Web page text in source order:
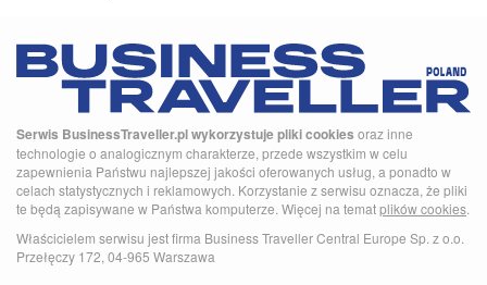
Serwis BusinessTraveller.pl wykorzystuje pliki cookies oraz inne
technologie o analogicznym charakterze, przede wszystkim w celu
zapewnienia Państwu najlepszej jakości oferowanych usług, a ponadto w
celach statystycznych i reklamowych. Korzystanie z serwisu oznacza, że pliki
te będą zapisywane w Państwa komputerze. Więcej na tematplików cookies.
Właścicielem serwisu jest firma Business Traveller Central Europe Sp. z o.o.
Przełęczy 172, 04-965 Warszawa